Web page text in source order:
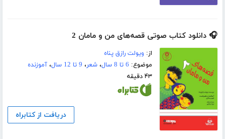
🎧 دانلود کتاب صوتی قصه‌های من و مامان 2
از: ویولت رازق پناه
موضوع: 6 تا 8 سال ،شعر، 9 تا 12 سال ،آموزنده
۴۳ دقیقه
دریافت از کتابراه